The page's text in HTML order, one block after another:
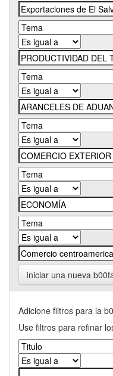
Iniciar una nueva
Adicione filtros para la
Use filtros para refinar